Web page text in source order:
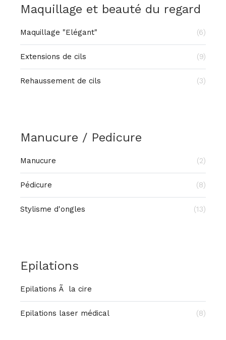
Maquillage et beauté du regard
Maquillage "Elégant" (6)
Extensions de cils (9)
Rehaussement de cils (3)
Manucure / Pedicure
Manucure (2)
Pédicure (8)
Stylisme d'ongles (13)
Epilations
Epilations Ã la cire
Epilations laser médical (8)